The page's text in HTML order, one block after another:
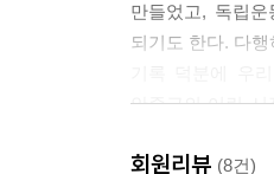
만들었고, 독립
되기도 한다. 다
안중근의 어린
회원리뷰 (8건)